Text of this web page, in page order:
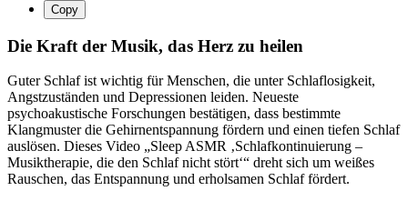
Copy
Die Kraft der Musik, das Herz zu heilen
Guter Schlaf ist wichtig für Menschen, die unter Schlaflosigkeit,
Angstzuständen und Depressionen leiden. Neueste
psychoakustische Forschungen bestätigen, dass bestimmte
Klangmuster die Gehirnentspannung fördern und einen tiefen Schlaf
auslösen. Dieses Video „Sleep ASMR ‚Schlafkontinuierung –
Musiktherapie, die den Schlaf nicht stört‘“ dreht sich um weißes
Rauschen, das Entspannung und erholsamen Schlaf fördert.